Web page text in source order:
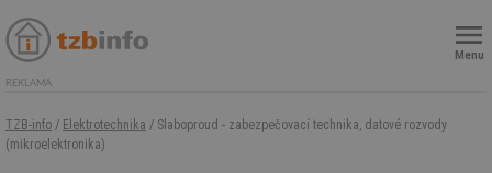
Menu
REKLAMA
TZB-info / Elektrotechnika / Slaboproud - zabezpečovací technika, datové rozvody
(mikroelektronika)